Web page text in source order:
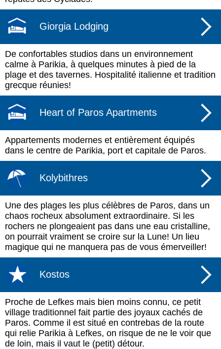
Giorgia Lodging
De confortables studios dans un environnement
calme à Parikia, à quelques minutes à pied de la
plage et des tavernes. Hospitalité italienne et tradition
grecque réunies!
Heart of Paros Apartments
Appartements modernes et entièrement équipés
dans le centre de Parikia, port et capitale de Paros.
Kolybithres
Une des plages les plus célèbres de Paros, dans un
chaos rocheux absolument extraordinaire. Si les
rochers ne plongeaient pas dans une eau cristalline,
on pourrait vraiment se croire sur la Lune! Un lieu
magique qui ne manquera pas de vous émerveiller!
Kostos
Proche de Lefkes mais bien moins connu, ce petit
village traditionnel fait partie des joyaux cachés de
Paros. Comme il est situé en contrebas de la route
qui relie Parikia à Lefkes, on risque de ne le voir que
de loin, mais il vaut le (petit) détour.